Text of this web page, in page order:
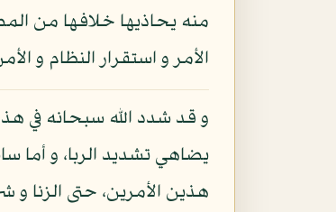
منه يحاذيها خلافها من
الأمر و استقرار النظام و
و قد شدد الله سبحانه في
يضاهي تشديد الربا، و أما
هذين الأمرين، حتى الزنا